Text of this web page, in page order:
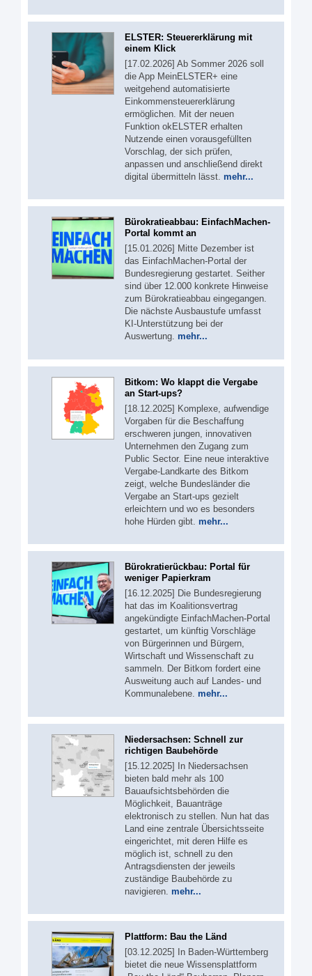
ELSTER: Steuererklärung mit
einem Klick
[17.02.2026] Ab Sommer 2026 soll
die App MeinELSTER+ eine
weitgehend automatisierte
Einkommensteuererklärung
ermöglichen. Mit der neuen
Funktion okELSTER erhalten
Nutzende einen vorausgefüllten
Vorschlag, der sich prüfen,
anpassen und anschließend direkt
digital übermitteln lässt. mehr...
Bürokratieabbau: EinfachMachen-
Portal kommt an
[15.01.2026] Mitte Dezember ist
das EinfachMachen-Portal der
Bundesregierung gestartet. Seither
sind über 12.000 konkrete Hinweise
zum Bürokratieabbau eingegangen.
Die nächste Ausbaustufe umfasst
KI-Unterstützung bei der
Auswertung. mehr...
Bitkom: Wo klappt die Vergabe
an Start-ups?
[18.12.2025] Komplexe, aufwendige
Vorgaben für die Beschaffung
erschweren jungen, innovativen
Unternehmen den Zugang zum
Public Sector. Eine neue interaktive
Vergabe-Landkarte des Bitkom
zeigt, welche Bundesländer die
Vergabe an Start-ups gezielt
erleichtern und wo es besonders
hohe Hürden gibt. mehr...
Bürokratierückbau: Portal für
weniger Papierkram
[16.12.2025] Die Bundesregierung
hat das im Koalitionsvertrag
angekündigte EinfachMachen-Portal
gestartet, um künftig Vorschläge
von Bürgerinnen und Bürgern,
Wirtschaft und Wissenschaft zu
sammeln. Der Bitkom fordert eine
Ausweitung auch auf Landes- und
Kommunalebene. mehr...
Niedersachsen: Schnell zur
richtigen Baubehörde
[15.12.2025] In Niedersachsen
bieten bald mehr als 100
Bauaufsichtsbehörden die
Möglichkeit, Bauanträge
elektronisch zu stellen. Nun hat das
Land eine zentrale Übersichtsseite
eingerichtet, mit deren Hilfe es
möglich ist, schnell zu den
Antragsdiensten der jeweils
zuständige Baubehörde zu
navigieren. mehr...
Plattform: Bau the Länd
[03.12.2025] In Baden-Württemberg
bietet die neue Wissensplattform